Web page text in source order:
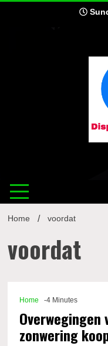
Home voordat
voordat
Home -4 Minutes
Overwegingen
zonwering